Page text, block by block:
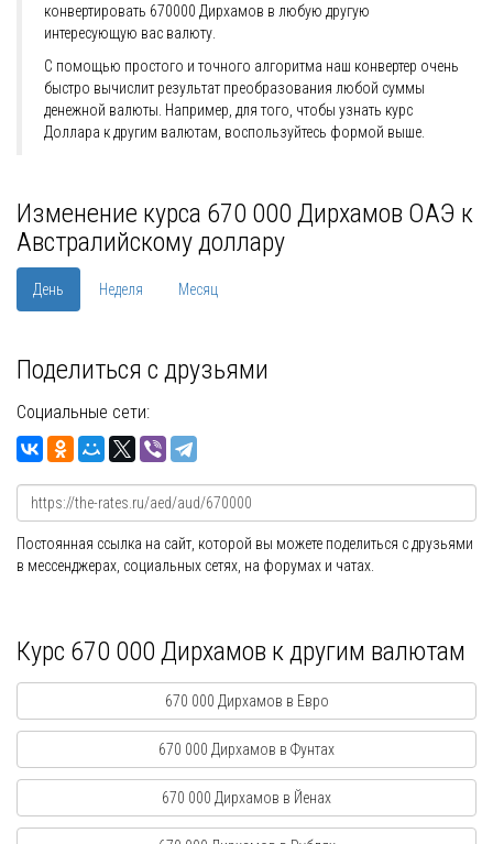
конвертировать 670000 Дирхамов в любую другую
интересующую вас валюту.
С помощью простого и точного алгоритма наш конвертер очень
быстро вычислит результат преобразования любой суммы
денежной валюты. Например, для того, чтобы узнать курс
Доллара к другим валютам, воспользуйтесь формой выше.
Изменение курса 670 000 Дирхамов ОАЭ к
Австралийскому доллару
День Неделя Месяц
Поделиться с друзьями
Социальные сети:
Постоянная ссылка на сайт, которой вы можете поделиться с друзьями
в мессенджерах, социальных сетях, на форумах и чатах.
Курс 670 000 Дирхамов к другим валютам
670 000 Дирхамов в Евро
670 000 Дирхамов в Фунтах
670 000 Дирхамов в Йенах